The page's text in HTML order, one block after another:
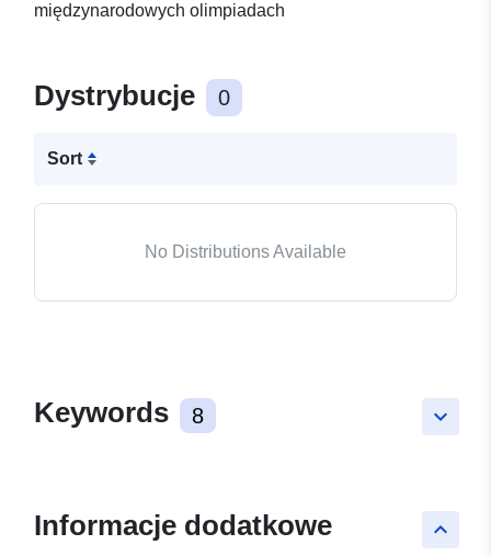
międzynarodowych olimpiadach
Dystrybucje 0
Sort
No Distributions Available
keyboard_arrow_down
Keywords 8
keyboard_arrow_up
Informacje dodatkowe